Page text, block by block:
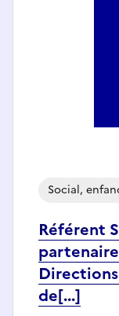
Référent
de[...]
Social,